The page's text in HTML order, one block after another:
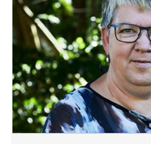
FOAs 168.000 medlemmer.